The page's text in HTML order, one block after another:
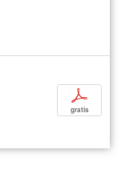
p
gratis